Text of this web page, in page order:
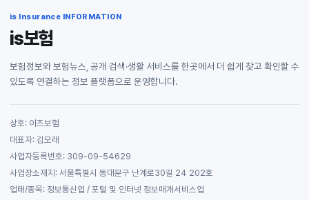
is Insurance INFORMATION
is보험
보험정보와 보험뉴스, 공개 검색·생활 서비스를 한곳에서 더 쉽게 찾고 확인할 수
있도록 연결하는 정보 플랫폼으로 운영합니다.
상호: 이즈보험
대표자: 김모래
사업자등록번호: 309-09-54629
사업장소재지: 서울특별시 동대문구 난계로30길 24 202호
업태/종목: 정보통신업 / 포털 및 인터넷 정보매개서비스업